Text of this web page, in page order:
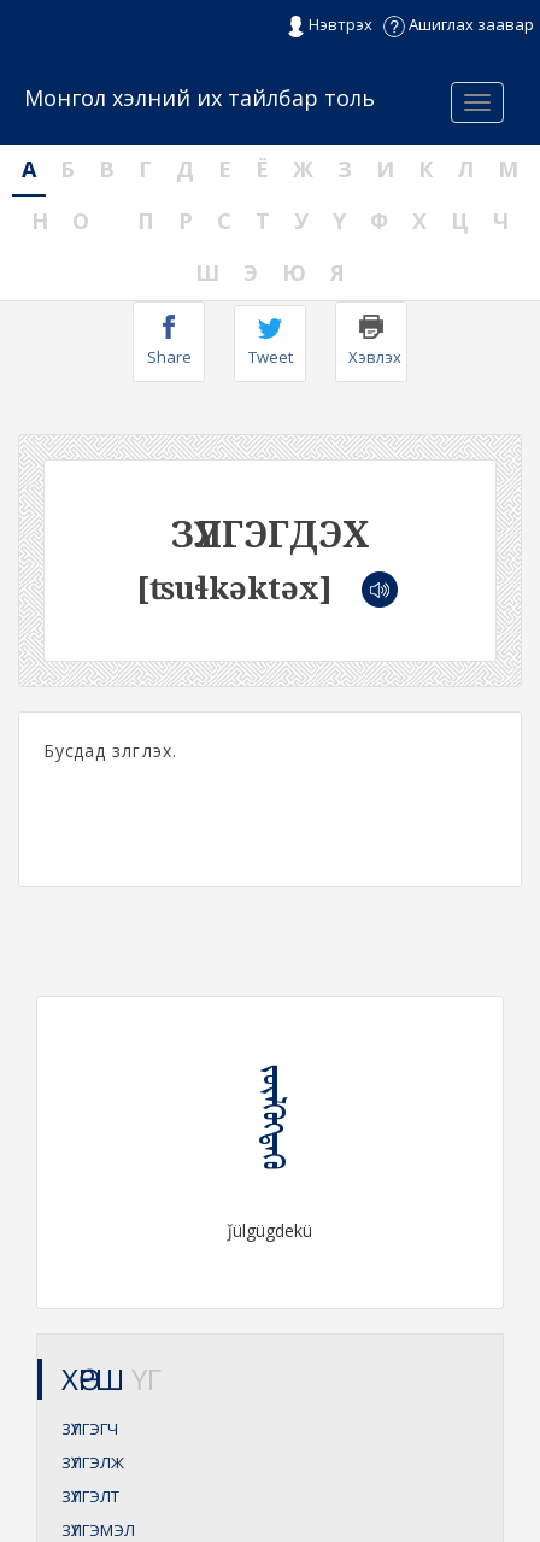
Нэвтрэх Ашиглах заавар
Menu
Монгол хэлний их тайлбар толь
А Б В Г Д Е Ё Ж З И К Л
М
Н
О П Р С Т У Ү Ф Х Ц
Ч
Ш
Э Ю Я
Share Tweet Хэвлэх
ЗҮЛГЭГДЭХ
[ʦuɬkəktəx]
Бусдад зүлгүүлэх.
ᠵᠦᠯᠭᠦᠭᠳᠡᠬᠦ
ǰülgügdekü
ХӨРШ ҮГ
ЗҮЛГЭГЧ
ЗҮЛГЭЛЖ
ЗҮЛГЭЛТ
ЗҮЛГЭМЭЛ